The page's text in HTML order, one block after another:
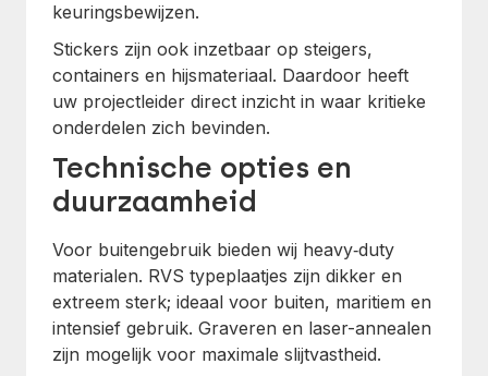
keuringsbewijzen.
Stickers zijn ook inzetbaar op steigers,
containers en hijsmateriaal. Daardoor heeft
uw projectleider direct inzicht in waar kritieke
onderdelen zich bevinden.
Technische opties en
duurzaamheid
Voor buitengebruik bieden wij heavy‑duty
materialen. RVS typeplaatjes zijn dikker en
extreem sterk; ideaal voor buiten, maritiem en
intensief gebruik. Graveren en laser-annealen
zijn mogelijk voor maximale slijtvastheid.